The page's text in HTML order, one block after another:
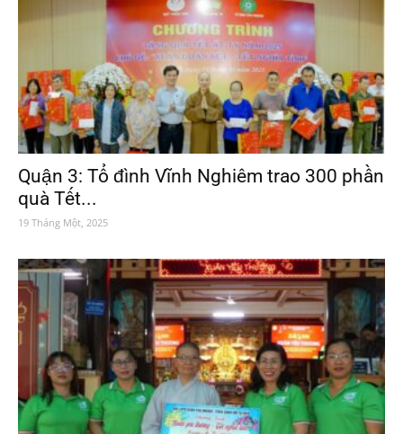
Quận 3: Tổ đình Vĩnh Nghiêm trao 300 phần
quà Tết...
19 Tháng Một, 2025